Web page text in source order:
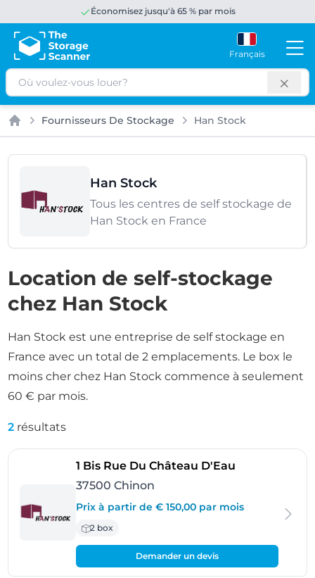
Économisez jusqu'à 65 % par mois
Français
Rechercher
Accueil
Fournisseurs De Stockage Han Stock
Han Stock
Tous les centres de self stockage de
Han Stock en France
Location de self-stockage
chez Han Stock
Han Stock est une entreprise de self stockage en
France avec un total de 2 emplacements. Le box le
moins cher chez Han Stock commence à seulement
60 € par mois.
2 résultats
1 Bis Rue Du Château D'Eau
37500 Chinon
Prix à partir de € 150,00 par mois
2 box
Demander un devis